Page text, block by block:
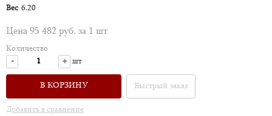
Вес 6.20
Цена 95 482 руб. за 1 шт
Количество
-
+ шт
В КОРЗИНУ Быстрый заказ
Добавить в сравнение